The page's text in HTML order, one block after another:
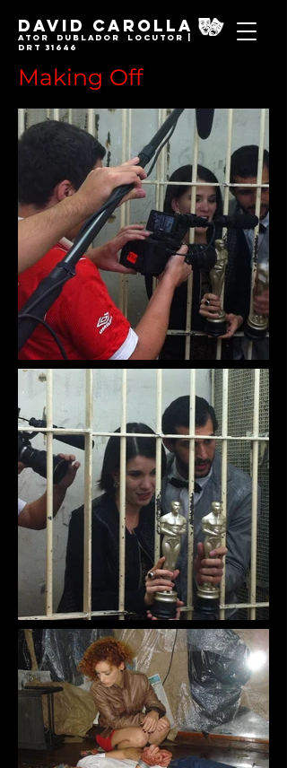
David Carolla
Ator Dublador locutor |
DRT 31646
Making Off